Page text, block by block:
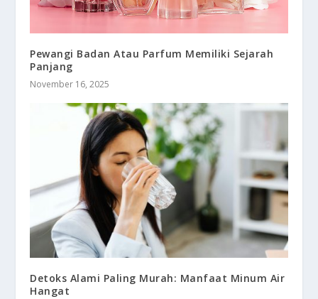
Pewangi Badan Atau Parfum Memiliki Sejarah
Panjang
November 16, 2025
Detoks Alami Paling Murah: Manfaat Minum Air
Hangat